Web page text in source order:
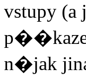
vstupy
n�jak